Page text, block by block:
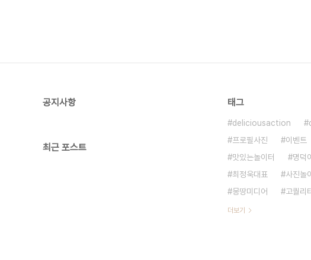
공지사항
최근 포스트
태그
deliciousaction
프로필사진
이벤트
맛있는놀이터
명덕
최정욱대표
사진놀이
몽땅미디어
고퀄리티
더보기